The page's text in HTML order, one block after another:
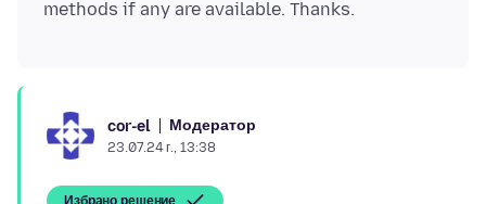
cor-el Модератор
23.07.24 г., 13:38